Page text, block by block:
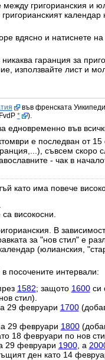
григорианския и
григорианският
вдясно и натиснете
гаранция за
използвайте лист и
във френската
* ).
едновременно във
е последван от
съвсем скоро
- чак в
като има повече
високосни.
В
за "нов стил" е
(юлианския,
посочените интервали:
1582; защото 1600си
стил).
29 февруари 1700
29 февруари 1800
18 февруари по нов
29 февруари 1900, а
ден като 14